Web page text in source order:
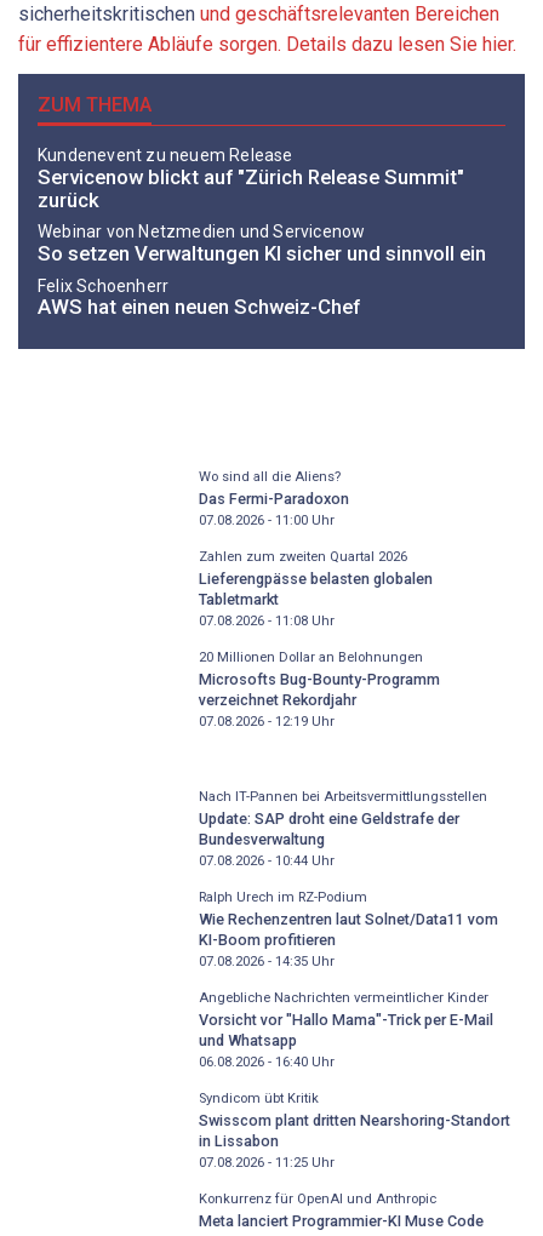
sicherheitskritischen und geschäftsrelevanten Bereichen
für effizientere Abläufe sorgen. Details dazu lesen Sie hier.
ZUM THEMA
Kundenevent zu neuem Release
Servicenow blickt auf "Zürich Release Summit"
zurück
Webinar von Netzmedien und Servicenow
So setzen Verwaltungen KI sicher und sinnvoll ein
Felix Schoenherr
AWS hat einen neuen Schweiz-Chef
Wo sind all die Aliens?
Das Fermi-Paradoxon
07.08.2026 - 11:00Uhr
Zahlen zum zweiten Quartal 2026
Lieferengpässe belasten globalen
Tabletmarkt
07.08.2026 - 11:08Uhr
20 Millionen Dollar an Belohnungen
Microsofts Bug-Bounty-Programm
verzeichnet Rekordjahr
07.08.2026 - 12:19Uhr
Nach IT-Pannen bei Arbeitsvermittlungsstellen
Update: SAP droht eine Geldstrafe der
Bundesverwaltung
07.08.2026 - 10:44Uhr
Ralph Urech im RZ-Podium
Wie Rechenzentren laut Solnet/Data11 vom
KI-Boom profitieren
07.08.2026 - 14:35Uhr
Angebliche Nachrichten vermeintlicher Kinder
Vorsicht vor "Hallo Mama"-Trick per E-Mail
und Whatsapp
06.08.2026 - 16:40Uhr
Syndicom übt Kritik
Swisscom plant dritten Nearshoring-Standort
in Lissabon
07.08.2026 - 11:25Uhr
Konkurrenz für OpenAI und Anthropic
Meta lanciert Programmier-KI Muse Code